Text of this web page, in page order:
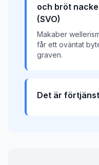
och bröt
(SVO)
Makaber
får ett oväntat
graven.
Det är